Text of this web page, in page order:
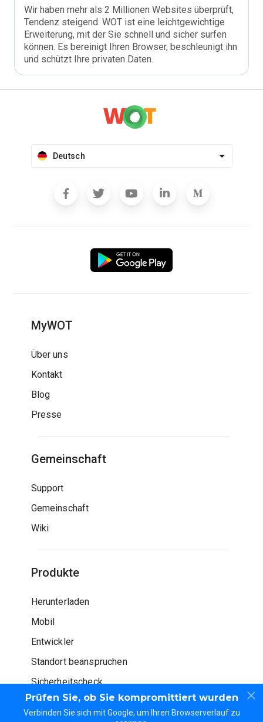
Prüfen Sie, ob Sie kompromittiert wurden
Verbinden Sie sich mit Google, um Ihren Browserverlauf zu
Wir haben mehr als 2 Millionen Websites überprüft,
Tendenz steigend. WOT ist eine leichtgewichtige
Erweiterung, mit der Sie schnell und sicher surfen
können. Es bereinigt Ihren Browser, beschleunigt ihn
und schützt Ihre privaten Daten.
Deutsch
MyWOT
Über uns
Kontakt
Blog
Presse
Gemeinschaft
Support
Gemeinschaft
Wiki
Produkte
Herunterladen
Mobil
Entwickler
Standort beanspruchen
Sicherheitscheck